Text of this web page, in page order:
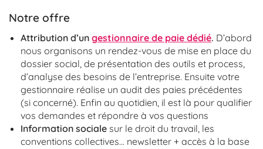
Notre offre
Attribution d’un gestionnaire de paie dédié. D’abord
nous organisons un rendez-vous de mise en place du
dossier social, de présentation des outils et process,
d’analyse des besoins de l’entreprise. Ensuite votre
gestionnaire réalise un audit des paies précédentes
(si concerné). Enfin au quotidien, il est là pour qualifier
vos demandes et répondre à vos questions
Information sociale sur le droit du travail, les
conventions collectives… newsletter + accès à la base